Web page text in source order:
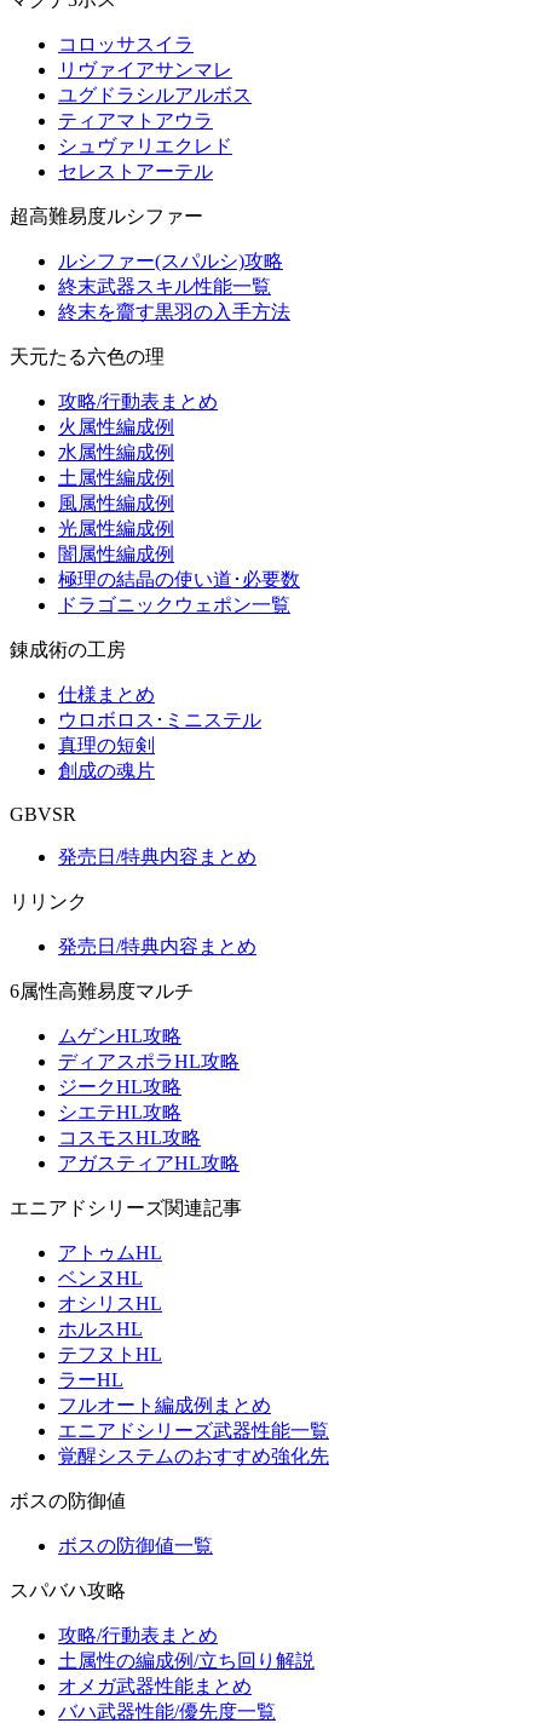
コロッサスイラ
リヴァイアサンマレ
ユグドラシルアルボス
ティアマトアウラ
シュヴァリエクレド
セレストアーテル
超高難易度ルシファー
ルシファー(スパルシ)攻略
終末武器スキル性能一覧
終末を齎す黒羽の入手方法
天元たる六色の理
攻略/行動表まとめ
火属性編成例
水属性編成例
土属性編成例
風属性編成例
光属性編成例
闇属性編成例
極理の結晶の使い道･必要数
ドラゴニックウェポン一覧
錬成術の工房
仕様まとめ
ウロボロス･ミニステル
真理の短剣
創成の魂片
GBVSR
発売日/特典内容まとめ
リリンク
発売日/特典内容まとめ
6属性高難易度マルチ
ムゲンHL攻略
ディアスポラHL攻略
ジークHL攻略
シエテHL攻略
コスモスHL攻略
アガスティアHL攻略
エニアドシリーズ関連記事
アトゥムHL
ベンヌHL
オシリスHL
ホルスHL
テフヌトHL
ラーHL
フルオート編成例まとめ
エニアドシリーズ武器性能一覧
覚醒システムのおすすめ強化先
ボスの防御値
ボスの防御値一覧
スパバハ攻略
攻略/行動表まとめ
土属性の編成例/立ち回り解説
オメガ武器性能まとめ
バハ武器性能/優先度一覧